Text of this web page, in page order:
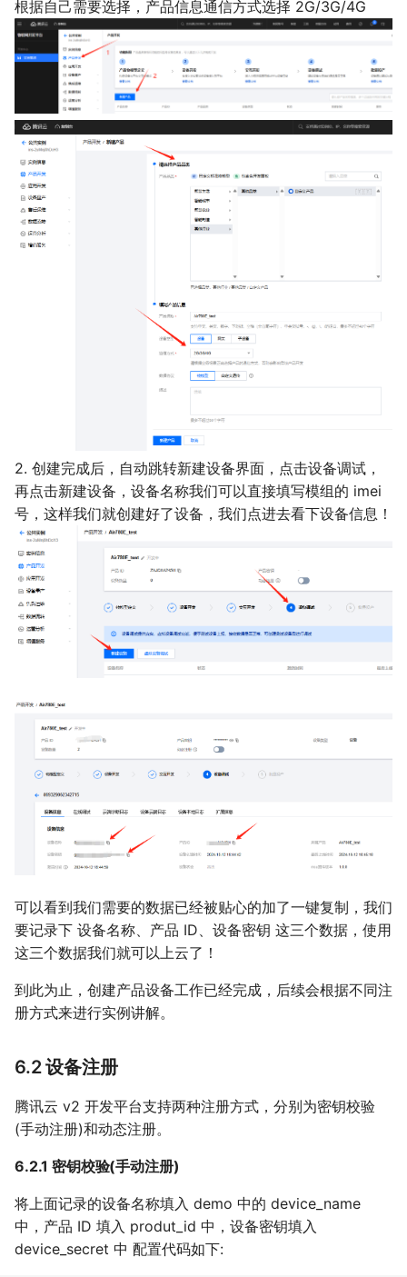
根据自己需要选择，产品信息通信方式选择 2G/3G/4G
2. 创建完成后，自动跳转新建设备界面，点击设备调试，
再点击新建设备，设备名称我们可以直接填写模组的 imei
号，这样我们就创建好了设备，我们点进去看下设备信息！
可以看到我们需要的数据已经被贴心的加了一键复制，我们
要记录下 设备名称、产品 ID、设备密钥 这三个数据，使用
这三个数据我们就可以上云了！
到此为止，创建产品设备工作已经完成，后续会根据不同注
册方式来进行实例讲解。
6.2 设备注册
腾讯云 v2 开发平台支持两种注册方式，分别为密钥校验
(手动注册)和动态注册。
6.2.1 密钥校验(手动注册)
将上面记录的设备名称填入 demo 中的 device_name
中，产品 ID 填入 produt_id 中，设备密钥填入
device_secret 中 配置代码如下: